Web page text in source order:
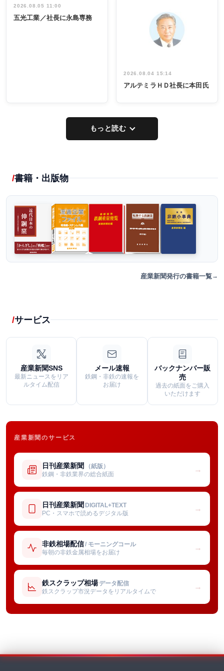
インタビュ
ー／社内ア
祝う 業界関
係者ら220人
出席
2026.08.05 11:00
五光工業／社長に永島専務
2026.08.04 15:14
アルテミラＨＤ社長に本田氏
もっと読む
書籍・出版物
産業新聞発行の書籍一覧
サービス
産業新聞SNS
最新ニュースをリア
ルタイム配信
メール速報
鉄鋼・非鉄の速報を
お届け
バックナンバー販
売
過去の紙面をご購入
いただけます
産業新聞のサービス
日刊産業新聞 （紙版）
鉄鋼・非鉄業界の総合紙面
→
日刊産業新聞 DIGITAL+TEXT
PC・スマホで読めるデジタル版
→
非鉄相場配信/ モーニングコール
毎朝の非鉄金属相場をお届け
→
鉄スクラップ相場 データ配信
鉄スクラップ市況データをリアルタイムで
→